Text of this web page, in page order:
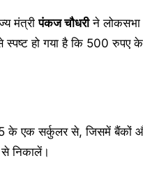
मंत्रीपंकज चौधरीने लोकसभा
स्पष्ट हो गया है कि 500 रुपए
एक सर्कुलर से, जिसमें बैंकों
निकालें।